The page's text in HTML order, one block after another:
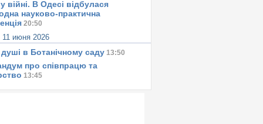
вiйнi. В Одесi вiдбулася
науково-практична
20:50
11 июня 2026
в Ботанiчному саду 13:50
про співпрацю та
13:45